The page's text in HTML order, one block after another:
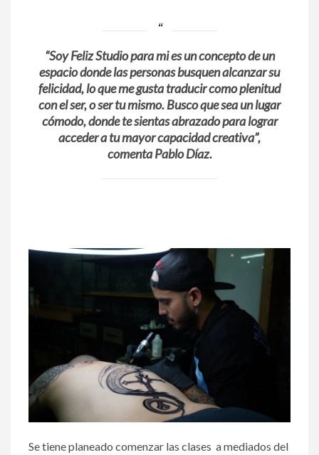
“Soy Feliz Studio para mi es un concepto de un
espacio donde las personas busquen alcanzar su
felicidad, lo que me gusta traducir como plenitud
con el ser, o ser tu mismo. Busco que sea un lugar
cómodo, donde te sientas abrazado para lograr
acceder a tu mayor capacidad creativa”,
comenta Pablo Díaz.
Se tiene planeado comenzar las clases a mediados del